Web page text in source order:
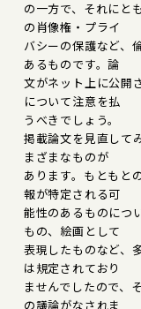
の一方で、それにと
の肖像権・プライ
バシーの保護など、
あるものです。論
文がネット上に公開
について注意を払
うべきでしょう。
掲載論文を見直して
まざまなものが
あります。もともと
報が特定される可
能性のあるものにつ
もの、絵画として
表現したものなど、
は規定されており
ませんでしたので、
の議論がなされま